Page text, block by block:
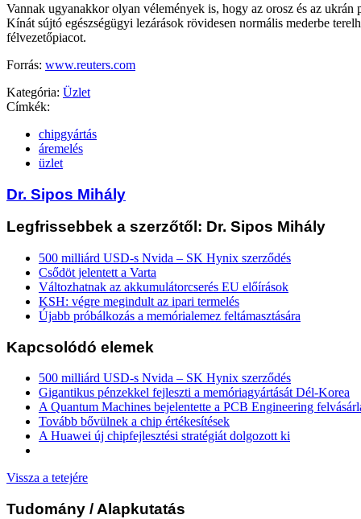
Vannak ugyanakkor olyan vélemények is, hogy az orosz és az ukrán
Kínát sújtó egészségügyi lezárások rövidesen normális mederbe
félvezetőpiacot.
Forrás: www.reuters.com
Kategória: Üzlet
Címkék:
chipgyártás
áremelés
üzlet
Dr. Sipos Mihály
Legfrissebbek a szerzőtől: Dr. Sipos Mihály
500 milliárd USD-s Nvida – SK Hynix szerződés
Csődöt jelentett a Varta
Változhatnak az akkumulátorcserés EU előírások
KSH: végre megindult az ipari termelés
Újabb próbálkozás a memórialemez feltámasztására
Kapcsolódó elemek
500 milliárd USD-s Nvida – SK Hynix szerződés
Gigantikus pénzekkel fejleszti a memóriagyártását Dél-Korea
A Quantum Machines bejelentette a PCB Engineering
Tovább bővülnek a chip értékesítések
A Huawei új chipfejlesztési stratégiát dolgozott ki
Vissza a tetejére
Tudomány / Alapkutatás